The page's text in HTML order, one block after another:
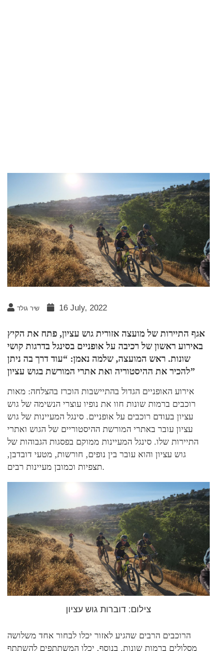
שיר גולד 16 July, 2022
אגף התיירות של מועצה אזורית גוש עציון, פתח את הקיץ
באירוע ראשון של רכיבה על אופניים בסינגל בדרגות קושי
שונות. ראש המועצה, שלמה נאמן: “עוד דרך בה ניתן
להכיר את ההיסטוריה ואת אתרי המורשת בגוש עציון”
אירוע האופניים הגדול בהתיישבות הוכרז בהצלחה: מאות
רוכבים ברמות שונות חוו את נופיו עוצרי הנשימה של גוש
עציון בעודם רוכבים על אופניים. סינגל המעיינות של גוש
עציון עובר באתרי המורשת ההיסטוריים של הגוש ואתרי
התיירות שלו. סינגל המעיינות ממוקם בפסגות הגבוהות של
גוש עציון והוא עובר בין נופים, חורשות, מטעי דובדבן,
תצפיות וכמובן מעיינות רבים.
צילום: דוברות גוש עציון
הרוכבים הרבים שהגיע לאזור יכלו לבחור אחד משלושה
מסלולים ברמות שונות. בנוסף, יכלו המשתתפים להשתתף